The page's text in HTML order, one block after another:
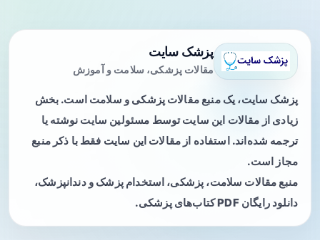
پزشک سایت
مقالات پزشکی، سلامت و آموزش
پزشک سایت، یک منبع مقالات پزشکی و سلامت است. بخش
زیادی از مقالات این سایت توسط مسئولین سایت نوشته یا
ترجمه شده‌اند. استفاده از مقالات این سایت فقط با ذکر منبع
مجاز است.
منبع مقالات سلامت، پزشکی، استخدام پزشک و دندانپزشک،
دانلود رایگان PDF کتاب‌های پزشکی.